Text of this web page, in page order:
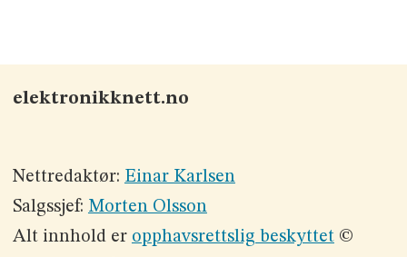
elektronikknett.no
Nettredaktør: Einar Karlsen
Salgssjef: Morten Olsson
Alt innhold er opphavsrettslig beskyttet©